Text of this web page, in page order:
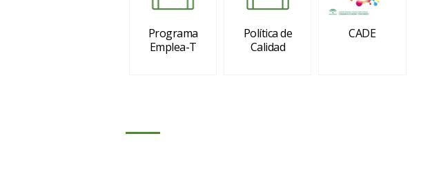
Programa
Emplea-T
Política de
Calidad
CADE